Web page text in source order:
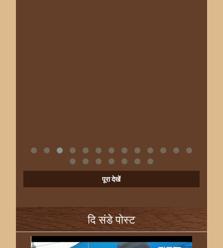
पूरा देखें
दि संडे पोस्ट